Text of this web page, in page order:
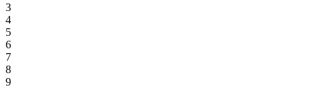
3
4
5
6
7
8
9